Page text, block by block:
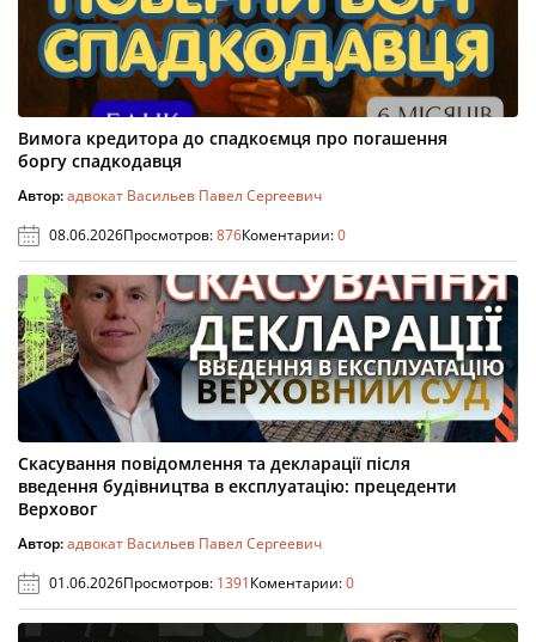
Вимога кредитора до спадкоємця про погашення
боргу спадкодавця
Автор:адвокат Васильев Павел Сергеевич
08.06.2026Просмотров:876Коментарии:0
Скасування повідомлення та декларації після
введення будівництва в експлуатацію: прецеденти
Верховог
Автор:адвокат Васильев Павел Сергеевич
01.06.2026Просмотров: 1391Коментарии:0